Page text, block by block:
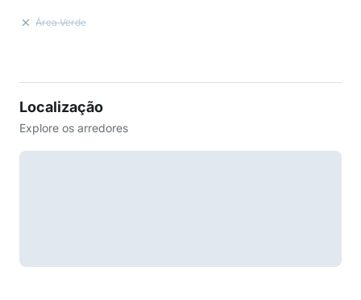
Área Verde
Localização
Explore os arredores